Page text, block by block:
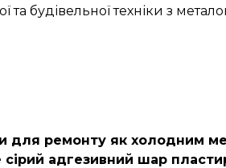
будівельної техніки з
ремонту як холодним
адгезивний шар